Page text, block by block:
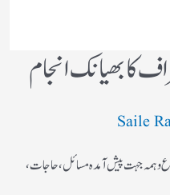
کا بھیانک انجام
Saile
وہمہ جہت پیش آمدہ مسائل ، حاجات ،